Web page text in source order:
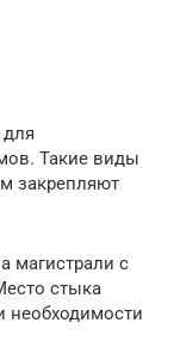
Такие виды
закрепляют
магистрали с
стыка
необходимости